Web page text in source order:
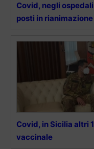
Covid, negli
posti in rianimazione
Covid, in Sicilia altri
vaccinale